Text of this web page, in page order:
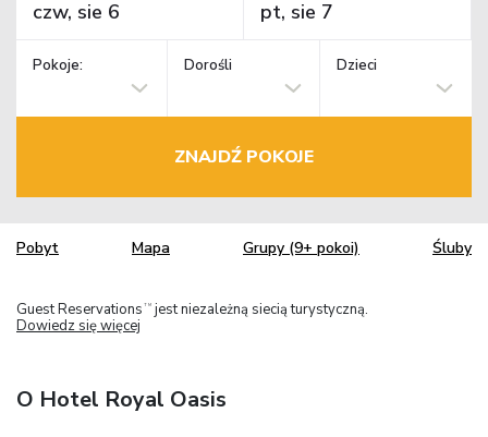
Pokoje: Dorośli Dzieci
ZNAJDŹ POKOJE
Pobyt Mapa Grupy (9+ pokoi) Śluby
Guest Reservations TM jest niezależną siecią turystyczną.
Dowiedz się więcej
O Hotel Royal Oasis